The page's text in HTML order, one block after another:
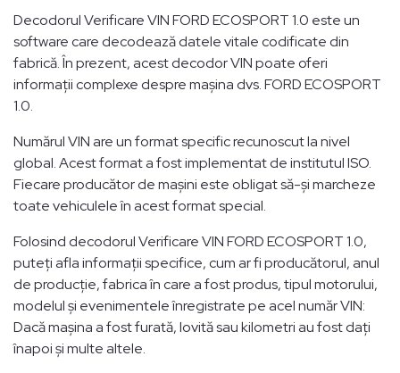
Decodorul Verificare VIN FORD ECOSPORT 1.0 este un
software care decodează datele vitale codificate din
fabrică. În prezent, acest decodor VIN poate oferi
informații complexe despre mașina dvs. FORD ECOSPORT
1.0.
Numărul VIN are un format specific recunoscut la nivel
global. Acest format a fost implementat de institutul ISO.
Fiecare producător de mașini este obligat să-și marcheze
toate vehiculele în acest format special.
Folosind decodorul Verificare VIN FORD ECOSPORT 1.0,
puteți afla informații specifice, cum ar fi producătorul, anul
de producție, fabrica în care a fost produs, tipul motorului,
modelul și evenimentele înregistrate pe acel număr VIN:
Dacă mașina a fost furată, lovită sau kilometri au fost dați
înapoi și multe altele.